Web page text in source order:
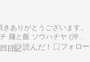
南市と姉妹都市なので、台
。韓国語の先生がお手伝
ありがとうございます。
麺と飯 ソウハチヤ (沖縄
■予算(夜):￥1,000～
るマルシェにこちらのお
日記